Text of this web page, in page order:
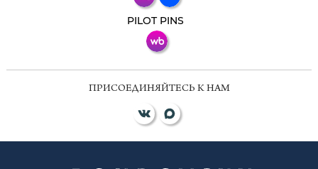
PILOT PINS
ПРИСОЕДИНЯЙТЕСЬ К НАМ